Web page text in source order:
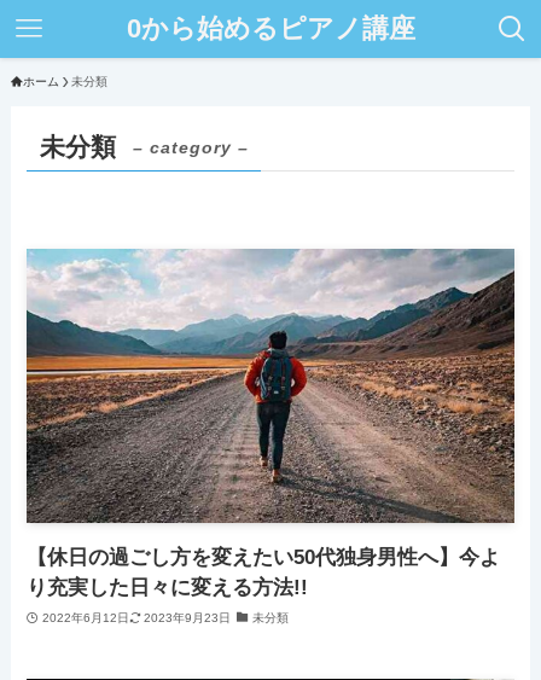
0から始めるピアノ講座
ホーム 未分類
未分類 – category –
【休日の過ごし方を変えたい50代独身男性へ】今よ
り充実した日々に変える方法!!
2022年6月12日 2023年9月23日 未分類